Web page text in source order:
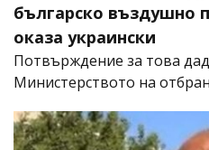
българско въздушно
оказа украински
Потвърждение за това
Министерството на